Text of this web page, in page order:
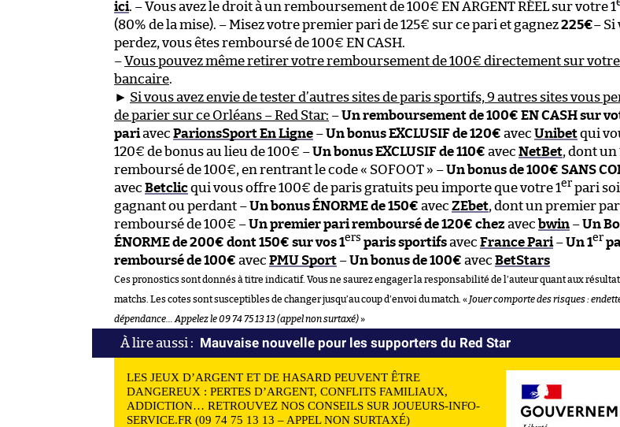
ici. – Vous avez le droit à un remboursement de 100€ EN ARGENT RÉEL sur votre 1
(80% de la mise). – Misez votre premier pari de 125€ sur ce pari et gagnez225€– Si
perdez, vous êtes remboursé de 100€ EN CASH.
–Vous pouvez même retirer votre remboursement de 100€ directement sur
bancaire.
► Si vous avez envie de tester d’autres sites de paris sportifs, 9 autres sites vous
de parier sur ce Orléans – Red Star: –Un remboursement de 100€ EN CASH sur
pariavec ParionsSport En Ligne –Un bonus EXCLUSIF de 120€ avec Unibetqui
120€ de bonus au lieu de 100€ –Un bonus EXCLUSIF de 110€ avec NetBet, dont un
remboursé de 100€, en rentrant le code « SOFOOT » –Un bonus de 100€ SANS
avec Betclicqui vous offre 100€ de paris gratuits peu importe que votre 1er pari
gagnant ou perdant –Un bonus ÉNORME de 150€ avec ZEbet, dont un premier
remboursé de 100€ –Un premier pari remboursé de 120€ chez avec bwin –Un
ÉNORME de 200€ dont 150€ sur vos 1ers paris sportifsavec France Pari–Un 1er
remboursé de 100€ avec PMU Sport –Un bonus de 100€ avec BetStars
Ces pronostics sont donnés à titre indicatif. Vous ne saurez engager la responsabilité de l’auteur quant aux
matchs. Les cotes sont susceptibles de changer jusqu’au coup d’envoi du match. « Jouer comporte des risques :
dépendance… Appelez le 09 74 75 13 13 (appel non surtaxé)»
Mauvaise nouvelle pour les supporters du Red Star
LES JEUX D’ARGENT ET DE HASARD PEUVENT ÊTRE
DANGEREUX : PERTES D’ARGENT, CONFLITS FAMILIAUX,
ADDICTION… RETROUVEZ NOS CONSEILS SUR JOUEURS-INFO-
SERVICE.FR (09 74 75 13 13 – APPEL NON SURTAXÉ)